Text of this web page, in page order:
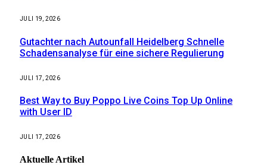
JULI 19, 2026
Gutachter nach Autounfall Heidelberg Schnelle
Schadensanalyse für eine sichere Regulierung
JULI 17, 2026
Best Way to Buy Poppo Live Coins Top Up Online
with User ID
JULI 17, 2026
Aktuelle Artikel